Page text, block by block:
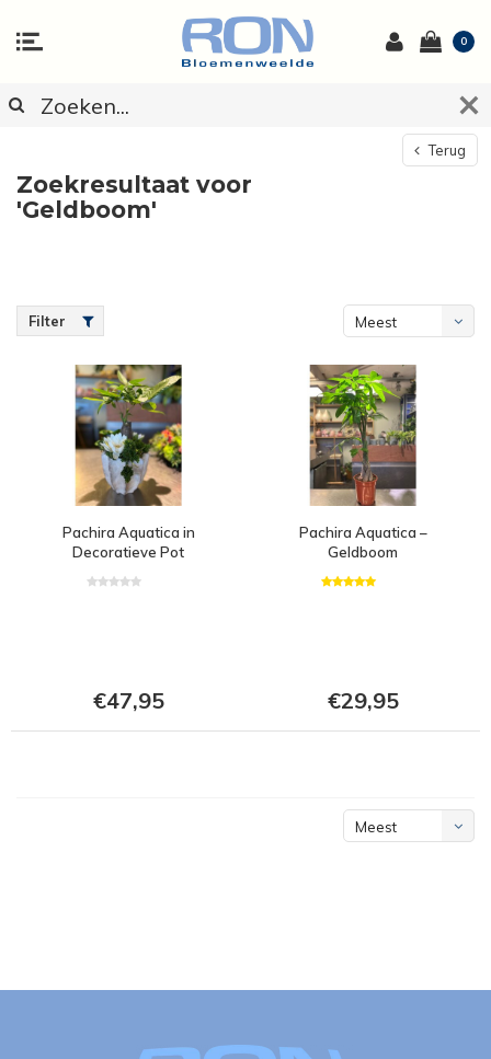
0
Terug
Zoekresultaat voor
'Geldboom'
Filter
Meest
Pachira Aquatica in
Decoratieve Pot
€47,95
Pachira Aquatica –
Geldboom
€29,95
Meest